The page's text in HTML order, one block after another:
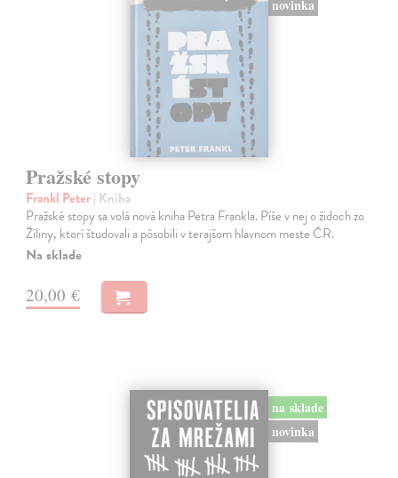
novinka
Pražské stopy
Frankl Peter| Kniha
Pražské stopy sa volá nová kniha Petra Frankla. Píše v nej o židoch zo
Žiliny, ktorí študovali a pôsobili v terajšom hlavnom meste ČR.
Na sklade
20,00 €
na sklade
novinka